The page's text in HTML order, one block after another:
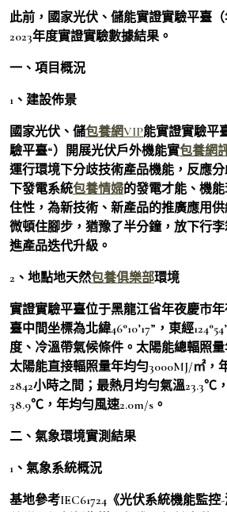
此前，國家光伏、儲能實證實驗平臺
2023年度實證實驗數據結果。
一、項目概況
1、建設佈景
國家光伏、儲包養網VIP能實證實驗平
驗平臺“）開展光伏戶外機能實包養網
運行環境下分歧技術產品機能，反應
下發電系統包養情婦的發電才能、機
住性，為新技術、新產品的推廣應用
微頓住腳步，猶豫了半分鐘，放下行
進產品迭代升級。
2、地點地天然包養俱樂部環境
實證實驗平臺位于黑龍江省年夜慶市
臺中間坐標為北緯46°10’17”，東經
度、冷溫帶氣候條件。太陽能總輻照量
太陽能直接輻照量年均勻3000MJ/㎡，
2842小時之間；最熱月均勻氣溫23.3℃
38.9℃，年均勻風速2.0m/s。
二、氣象環境實測結果
1、氣象系統概況
基地參考IEC61724《光伏系統機能監